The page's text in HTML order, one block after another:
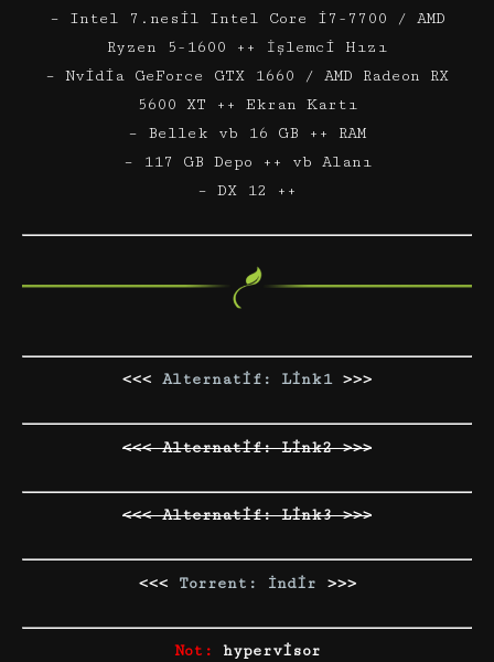
– Intel 7.nesil Intel Core i7-7700 / AMD
Ryzen 5-1600 ++ İşlemci Hızı
– Nvidia GeForce GTX 1660 / AMD Radeon RX
5600 XT ++ Ekran Kartı
– Bellek vb 16 GB ++ RAM
– 117 GB Depo ++ vb Alanı
– DX 12 ++
<<< Alternatif: Link1>>>
<<< Alternatif: Link2 >>>
<<< Alternatif: Link3 >>>
<<< Torrent: İndir >>>
Not: hypervisor